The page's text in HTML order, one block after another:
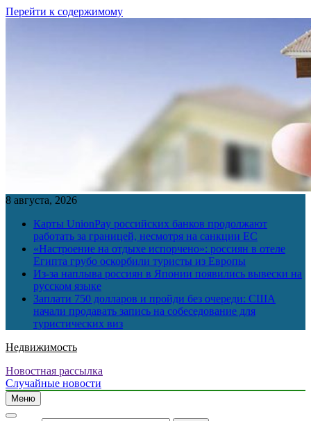
Перейти к содержимому
8 августа, 2026
Карты UnionPay российских банков продолжают
работать за границей, несмотря на санкции ЕС
«Настроение на отдыхе испорчено»: россиян в отеле
Египта грубо оскорбили туристы из Европы
Из-за наплыва россиян в Японии появились вывески на
русском языке
Заплати 750 долларов и пройди без очереди: США
начали продавать запись на собеседование для
туристических виз
Недвижимость
Новостная рассылка
Случайные новости
Меню